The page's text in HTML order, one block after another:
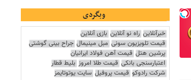
وبگردی
خبرآنلاین راه نو آنلاین بازی آنلاین
قیمت تلویزیون سونی مبل مینیمال جراح بینی گوشتی
پرشین هتل قیمت آهن فولاد ایرانیان
اعتبارسنجی بانکی قیمت طلا امروز بلیط قطار
شرکت رادوکو قیمت پروفیل سایت یوتوتایمز